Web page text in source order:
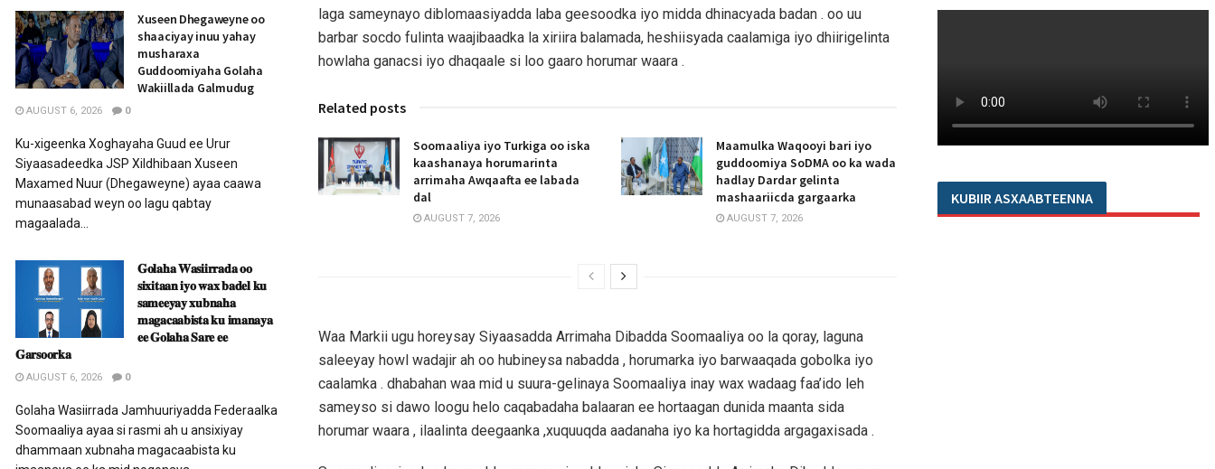
laga sameynayo diblomaasiyadda laba geesoodka iyo midda dhinacyada badan . oo uu
barbar socdo fulinta waajibaadka la xiriira balamada, heshiisyada caalamiga iyo dhiirigelinta
howlaha ganacsi iyo dhaqaale si loo gaaro horumar waara .
Related posts
Soomaaliya iyo Turkiga oo iska
kaashanaya horumarinta
arrimaha Awqaafta ee labada
dal
AUGUST 7, 2026
Maamulka Waqooyi bari iyo
guddoomiya SoDMA oo ka wada
hadlay Dardar gelinta
mashaariicda gargaarka
AUGUST 7, 2026
Waa Markii ugu horeysay Siyaasadda Arrimaha Dibadda Soomaaliya oo la qoray, laguna
saleeyay howl wadajir ah oo hubineysa nabadda , horumarka iyo barwaaqada gobolka iyo
caalamka . dhabahan waa mid u suura-gelinaya Soomaaliya inay wax wadaag faa’ido leh
sameyso si dawo loogu helo caqabadaha balaaran ee hortaagan dunida maanta sida
horumar waara , ilaalinta deegaanka ,xuquuqda aadanaha iyo ka hortagidda argagaxisada .
Xuseen Dhegaweyne oo
shaaciyay inuu yahay
musharaxa
Guddoomiyaha Golaha
Wakiillada Galmudug
AUGUST 6, 2026 0
Ku-xigeenka Xoghayaha Guud ee Urur
Siyaasadeedka JSP Xildhibaan Xuseen
Maxamed Nuur (Dhegaweyne) ayaa caawa
munaasabad weyn oo lagu qabtay
magaalada...
𝐆𝐨𝐥𝐚𝐡𝐚 𝐖𝐚𝐬𝐢𝐢𝐫𝐫𝐚𝐝𝐚 𝐨𝐨
𝐬𝐢𝐱𝐢𝐭𝐚𝐚𝐧 𝐢𝐲𝐨 𝐰𝐚𝐱 𝐛𝐚𝐝𝐞𝐥 𝐤𝐮
𝐬𝐚𝐦𝐞𝐞𝐲𝐚𝐲 𝐱𝐮𝐛𝐧𝐚𝐡𝐚
𝐦𝐚𝐠𝐚𝐜𝐚𝐚𝐛𝐢𝐬𝐭𝐚 𝐤𝐮 𝐢𝐦𝐚𝐧𝐚𝐲𝐚
𝐞𝐞 𝐆𝐨𝐥𝐚𝐡𝐚 𝐒𝐚𝐫𝐞 𝐞𝐞
𝐆𝐚𝐫𝐬𝐨𝐨𝐫𝐤𝐚
AUGUST 6, 2026 0
Golaha Wasiirrada Jamhuuriyadda Federaalka
Soomaaliya ayaa si rasmi ah u ansixiyay
dhammaan xubnaha magacaabista ku
KUBIIR ASXAABTEENNA